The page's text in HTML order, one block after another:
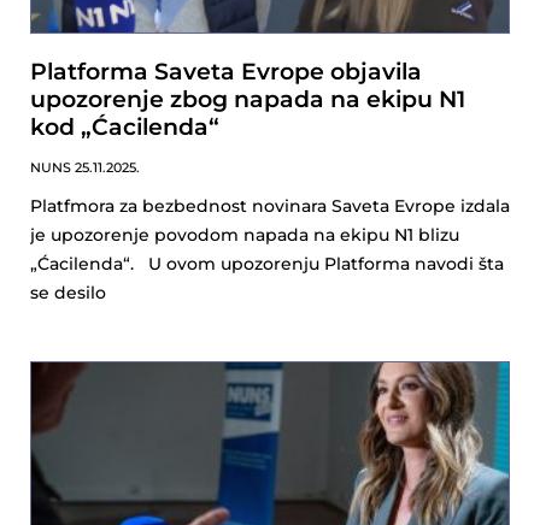
Platforma Saveta Evrope objavila
upozorenje zbog napada na ekipu N1
kod „Ćacilenda“
NUNS 25.11.2025.
Platfmora za bezbednost novinara Saveta Evrope izdala
je upozorenje povodom napada na ekipu N1 blizu
„Ćacilenda“. U ovom upozorenju Platforma navodi šta
se desilo